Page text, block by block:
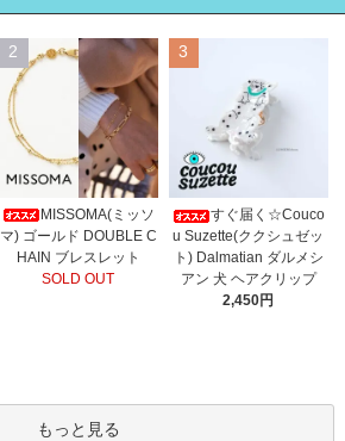
2
MISSOMA(ミッソ
マ) ゴールド DOUBLE C
HAIN ブレスレット
SOLD OUT
3
すぐ届く☆Couco
u Suzette(ククシュゼッ
ト) Dalmatian ダルメシ
アン 犬 ヘアクリップ
2,450円
もっと見る